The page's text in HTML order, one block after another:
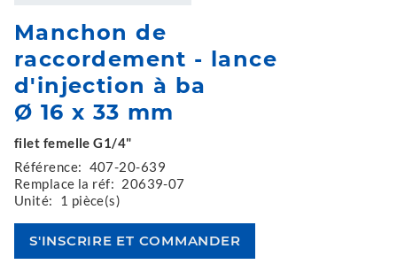
Manchon de
raccordement - lance
d'injection à ba
Ø 16 x 33 mm
filet femelle G1/4"
Référence: 407-20-639
Remplace la réf: 20639-07
Unité:
1 pièce(s)